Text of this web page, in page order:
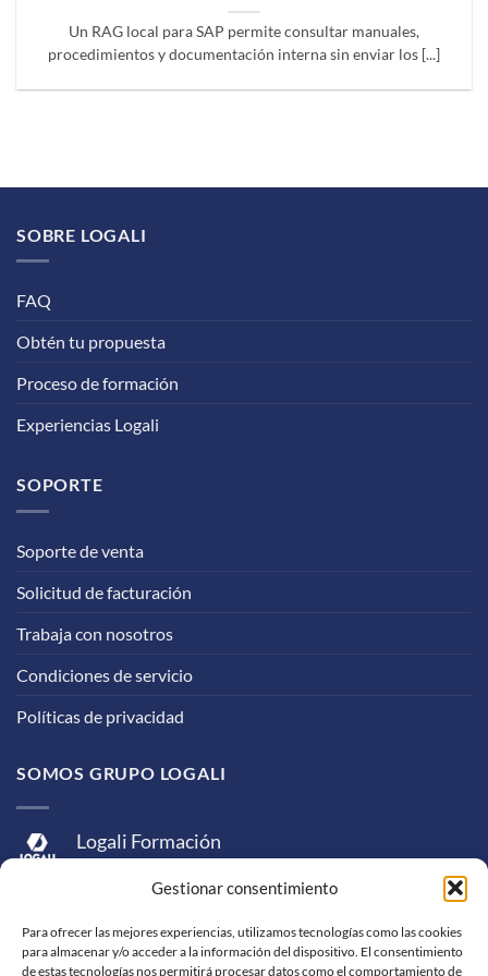
Gestionar consentimiento
Para ofrecer las mejores experiencias, utilizamos tecnologías como las cookies
para almacenar y/o acceder a la información del dispositivo. El consentimiento
de estas tecnologías nos permitirá procesar datos como el comportamiento de
Un RAG local para SAP permite consultar manuales,
procedimientos y documentación interna sin enviar los [...]
SOBRE LOGALI
FAQ
Obtén tu propuesta
Proceso de formación
Experiencias Logali
SOPORTE
Soporte de venta
Solicitud de facturación
Trabaja con nosotros
Condiciones de servicio
Políticas de privacidad
SOMOS GRUPO LOGALI
Logali Formación
Logali Consultoría
Logali Ingeniería